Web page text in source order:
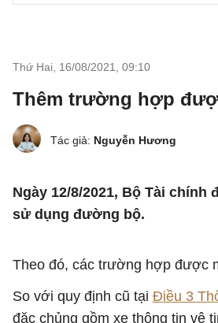
Thứ Hai, 16/08/2021 09:10
Thêm trường hợp
Tác giả: Nguyễn Hương
Ngày 12/8/2021, Bộ Tài
sử dụng đường bộ.
Theo đó, các trường hợp được
So với quy định cũ tại Điều 3
đặc chủng gồm xe thông tin vệ